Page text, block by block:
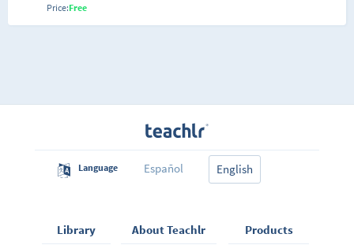
teoría, además de conceptos importantes que te
listo para el examen o no. Al final de los videos,
tienes alguna duda, sólo deja un comentario en el
te gustará, además, ¡es gratis!
Price:Free
Language Español English
Library About Teachlr Products